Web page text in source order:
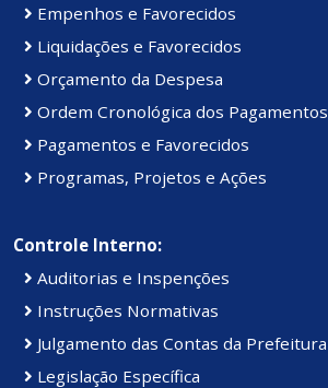
Empenhos e Favorecidos
Liquidações e Favorecidos
Orçamento da Despesa
Ordem Cronológica dos Pagamentos
Pagamentos e Favorecidos
Programas, Projetos e Ações
Controle Interno:
Auditorias e Inspenções
Instruções Normativas
Julgamento das Contas da Prefeitura
Legislação Específica